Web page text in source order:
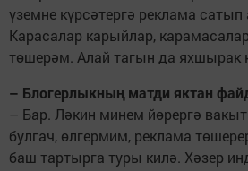
үземне күрсәтергә реклама
Карасалар карыйлар,
төшерәм. Алай тагын да яхшырак
– Блогерлыкның матди яктан
– Бар. Ләкин минем йөрергә
булгач, өлгермим, реклама
баш тартырга туры килә. Хәзер